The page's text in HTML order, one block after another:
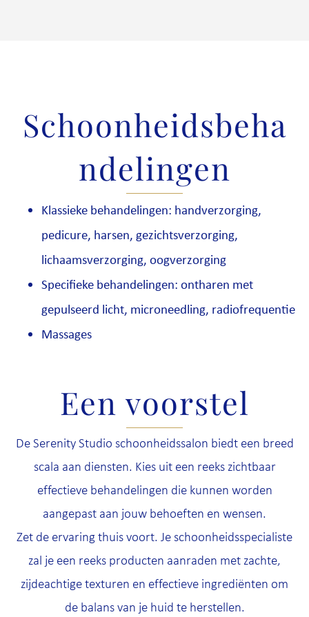
Schoonheidsbeha
ndelingen
Klassieke behandelingen: handverzorging,
pedicure, harsen, gezichtsverzorging,
lichaamsverzorging, oogverzorging
Specifieke behandelingen: ontharen met
gepulseerd licht, microneedling, radiofrequentie
Massages
Een voorstel
De Serenity Studio schoonheidssalon biedt een breed
scala aan diensten. Kies uit een reeks zichtbaar
effectieve behandelingen die kunnen worden
aangepast aan jouw behoeften en wensen.
Zet de ervaring thuis voort. Je schoonheidsspecialiste
zal je een reeks producten aanraden met zachte,
zijdeachtige texturen en effectieve ingrediënten om
de balans van je huid te herstellen.